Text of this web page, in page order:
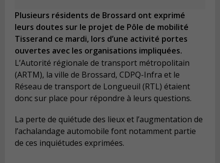
Plusieurs résidents de Brossard ont exprimé
leurs doutes sur le projet de Pôle de mobilité
Tisserand ce mardi, lors d’une activité portes
ouvertes avec les organisations impliquées.
L’Autorité régionale de transport métropolitain
(ARTM), la ville de Brossard, CDPQ-Infra et le
Réseau de transport de Longueuil (RTL) étaient
donc sur place pour répondre à leurs questions.
La perte de quiétude des lieux et l’augmentation de
l’achalandage automobile font notamment partie
de ces inquiétudes exprimées.